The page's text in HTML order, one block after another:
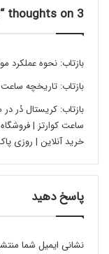
زنجیر را به یکی
آزاد بگذارید تا
نکته
به عنوان
جیبی نهراسید.
3 thoughts on “روش درست استفاده از ساعت جیبی”
بازتاب: نحوه عملکرد
بازتاب: تاریخچه
بازتاب: کریستال دُر
ساعت کوارتز |
خرید آنلاین | روزی
پاسخ دهید
نشانی ایمیل شما